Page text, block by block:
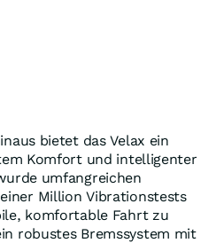
bietet das Velax ein
Komfort und intelligenter
umfangreichen
Million Vibrationstests
komfortable Fahrt zu
robustes Bremssystem mit